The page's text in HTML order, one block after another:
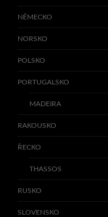
NĚMECKO
NORSKO
POLSKO
PORTUGALSKO
MADEIRA
RAKOUSKO
ŘECKO
THASSOS
RUSKO
SLOVENSKO